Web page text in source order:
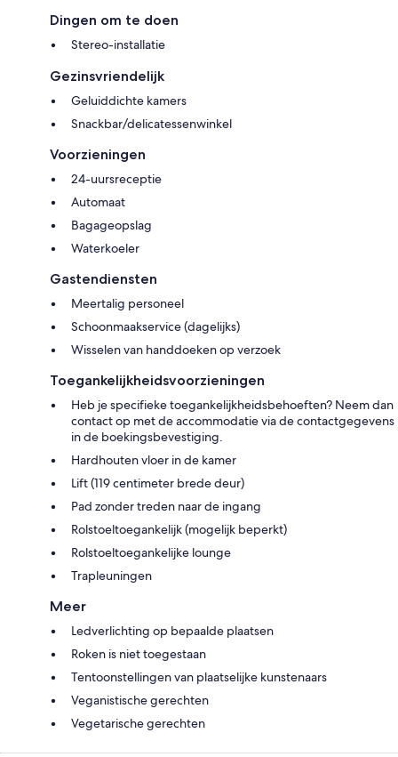
Dingen om te doen
Stereo-installatie
Gezinsvriendelijk
Geluiddichte kamers
Snackbar/delicatessenwinkel
Voorzieningen
24-uursreceptie
Automaat
Bagageopslag
Waterkoeler
Gastendiensten
Meertalig personeel
Schoonmaakservice (dagelijks)
Wisselen van handdoeken op verzoek
Toegankelijkheidsvoorzieningen
Heb je specifieke toegankelijkheidsbehoeften? Neem dan
contact op met de accommodatie via de contactgegevens
in de boekingsbevestiging.
Hardhouten vloer in de kamer
Lift (119 centimeter brede deur)
Pad zonder treden naar de ingang
Rolstoeltoegankelijk (mogelijk beperkt)
Rolstoeltoegankelijke lounge
Trapleuningen
Meer
Ledverlichting op bepaalde plaatsen
Roken is niet toegestaan
Tentoonstellingen van plaatselijke kunstenaars
Veganistische gerechten
Vegetarische gerechten